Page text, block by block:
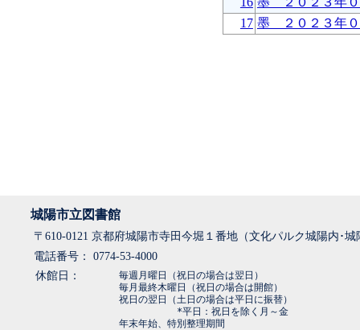
17 墨 ２０２３年０
城陽市立図書館
〒610-0121 京都府城陽市寺田今堀１番地（文化パルク城陽内･
電話番号： 0774-53-4000
休館日：
毎週月曜日（祝日の場合は翌日）
毎月最終木曜日（祝日の場合は開館）
祝日の翌日（土日の場合は平日に振替）
*平日：祝日を除く月～金
年末年始、特別整理期間